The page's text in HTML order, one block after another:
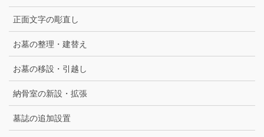
正面文字の彫直し
お墓の整理・建替え
お墓の移設・引越し
納骨室の新設・拡張
墓誌の追加設置